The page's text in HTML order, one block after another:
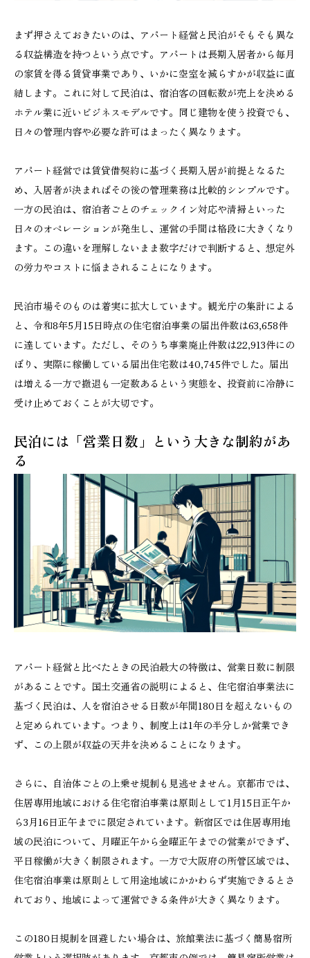
まず押さえておきたいのは、アパート経営と民泊がそもそも異な
る収益構造を持つという点です。アパートは長期入居者から毎月
の家賃を得る賃貸事業であり、いかに空室を減らすかが収益に直
結します。これに対して民泊は、宿泊客の回転数が売上を決める
ホテル業に近いビジネスモデルです。同じ建物を使う投資でも、
日々の管理内容や必要な許可はまったく異なります。
アパート経営では賃貸借契約に基づく長期入居が前提となるた
め、入居者が決まればその後の管理業務は比較的シンプルです。
一方の民泊は、宿泊者ごとのチェックイン対応や清掃といった
日々のオペレーションが発生し、運営の手間は格段に大きくなり
ます。この違いを理解しないまま数字だけで判断すると、想定外
の労力やコストに悩まされることになります。
民泊市場そのものは着実に拡大しています。観光庁の集計による
と、令和8年5月15日時点の住宅宿泊事業の届出件数は63,658件
に達しています。ただし、そのうち事業廃止件数は22,913件にの
ぼり、実際に稼働している届出住宅数は40,745件でした。届出
は増える一方で撤退も一定数あるという実態を、投資前に冷静に
受け止めておくことが大切です。
民泊には「営業日数」という大きな制約があ
る
アパート経営と比べたときの民泊最大の特徴は、営業日数に制限
があることです。国土交通省の説明によると、住宅宿泊事業法に
基づく民泊は、人を宿泊させる日数が年間180日を超えないもの
と定められています。つまり、制度上は1年の半分しか営業でき
ず、この上限が収益の天井を決めることになります。
さらに、自治体ごとの上乗せ規制も見逃せません。京都市では、
住居専用地域における住宅宿泊事業は原則として1月15日正午か
ら3月16日正午までに限定されています。新宿区では住居専用地
域の民泊について、月曜正午から金曜正午までの営業ができず、
平日稼働が大きく制限されます。一方で大阪府の所管区域では、
住宅宿泊事業は原則として用途地域にかかわらず実施できるとさ
れており、地域によって運営できる条件が大きく異なります。
この180日規制を回避したい場合は、旅館業法に基づく簡易宿所